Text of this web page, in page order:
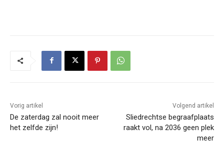
Vorig artikel
De zaterdag zal nooit meer
het zelfde zijn!
Volgend artikel
Sliedrechtse begraafplaats
raakt vol, na 2036 geen plek
meer